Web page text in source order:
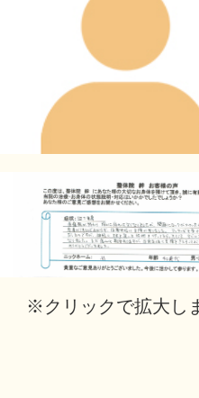
※クリックで拡大し